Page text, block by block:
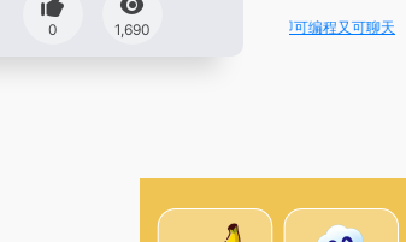
0 1,690
V3满血版免费用！- 字节Trae即可编程又可聊天